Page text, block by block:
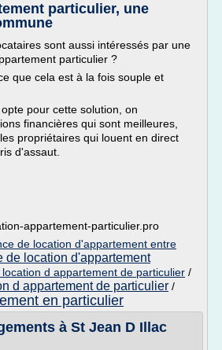
particulier, une
sont aussi intéressés par une
particulier ?
que cela est à la fois souple et
pour cette solution, on
financières qui sont meilleures,
propriétaires qui louent en direct
d'assaut.
appartement-particulier.pro
de location d'appartement entre
de location d'appartement
d appartement de particulier /
d appartement de particulier /
en particulier
à St Jean D Illac